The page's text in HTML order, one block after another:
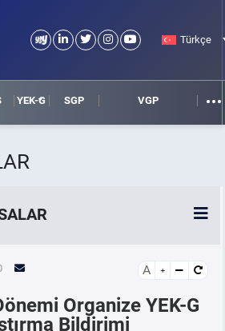
Türkçe
YEK-G SGP VGP
A
Organize YEK-G
Bildirimi